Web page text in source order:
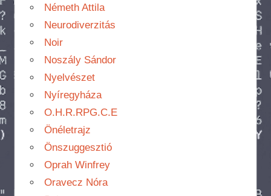
Németh Attila
Neurodiverzitás
Noir
Noszály Sándor
Nyelvészet
Nyíregyháza
O.H.R.RPG.C.E
Önéletrajz
Önszuggesztió
Oprah Winfrey
Oravecz Nóra